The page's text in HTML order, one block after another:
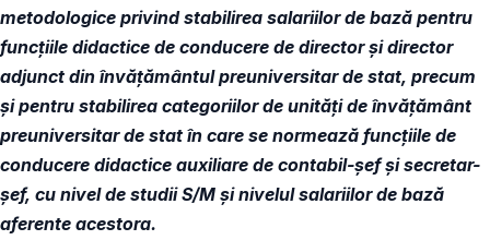
metodologice privind stabilirea salariilor de bază pentru
funcțiile didactice de conducere de director și director
adjunct din învățământul preuniversitar de stat, precum
și pentru stabilirea categoriilor de unități de învățământ
preuniversitar de stat în care se normează funcțiile de
conducere didactice auxiliare de contabil-șef și secretar-
șef, cu nivel de studii S/M și nivelul salariilor de bază
aferente acestora.